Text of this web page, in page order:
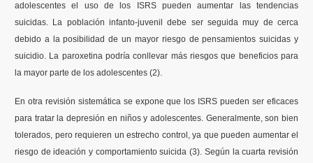
adolescentes el uso de los ISRS pueden aumentar las tendencias
suicidas. La población infanto-juvenil debe ser seguida muy de cerca
debido a la posibilidad de un mayor riesgo de pensamientos suicidas y
suicidio. La paroxetina podría conllevar más riesgos que beneficios para
la mayor parte de los adolescentes (2).
En otra revisión sistemática se expone que los ISRS pueden ser eficaces
para tratar la depresión en niños y adolescentes. Generalmente, son bien
tolerados, pero requieren un estrecho control, ya que pueden aumentar el
riesgo de ideación y comportamiento suicida (3). Según la cuarta revisión